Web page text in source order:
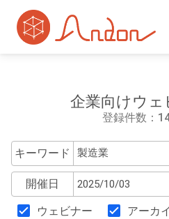
企業向けウェ
登録件数：
キーワード
開催日
ウェビナー アーカ